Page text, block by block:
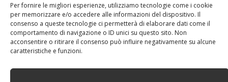
Per fornire le migliori esperienze, utilizziamo tecnologie come i cookie
per memorizzare e/o accedere alle informazioni del dispositivo. Il
consenso a queste tecnologie ci permetterà di elaborare dati come il
comportamento di navigazione o ID unici su questo sito. Non
acconsentire o ritirare il consenso può influire negativamente su alcune
caratteristiche e funzioni.
I diritti di cui sopra potranno essere esercitati, nei
confronti del Titolare, contattando i riferimenti sopra
descritti.